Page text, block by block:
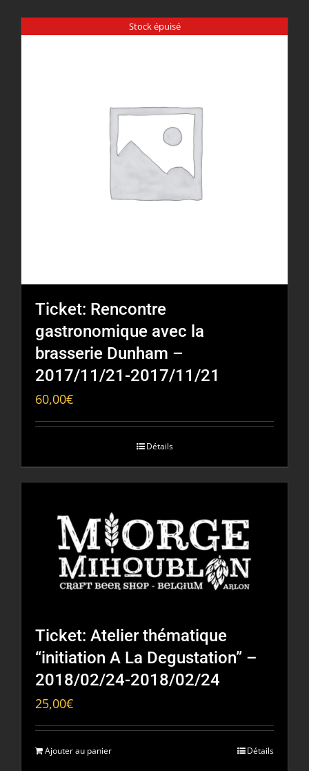
Stock épuisé
Ticket: Rencontre
gastronomique avec la
brasserie Dunham –
2017/11/21-2017/11/21
60,00€
Détails
Ticket: Atelier thématique
“initiation A La Degustation” –
2018/02/24-2018/02/24
25,00€
Ajouter au panier Détails